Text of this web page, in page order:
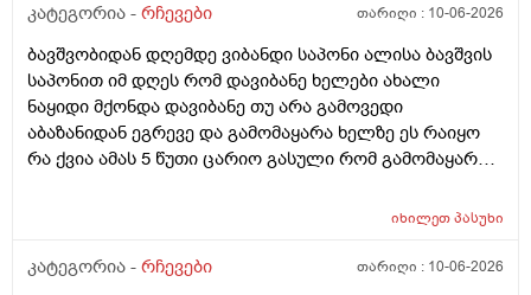
კატეგორია - რჩევები თარიღი : 10-06-2026
ბავშვობიდან დღემდე ვიბანდი საპონი ალისა ბავშვის
საპონით იმ დღეს რომ დავიბანე ხელები ახალი
ნაყიდი მქონდა დავიბანე თუ არა გამოვედი
აბაზანიდან ეგრევე და გამომაყარა ხელზე ეს რაიყო
რა ქვია ამას 5 წუთი ცარიო გასული რომ გამომაყარა
იხილეთპასუხი
კატეგორია - რჩევები თარიღი : 10-06-2026